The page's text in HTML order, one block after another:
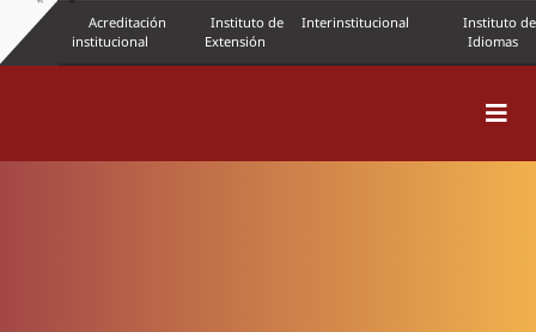
Acreditación
institucional
Instituto de
Extensión
Interinstitucional
Instituto de
Idiomas